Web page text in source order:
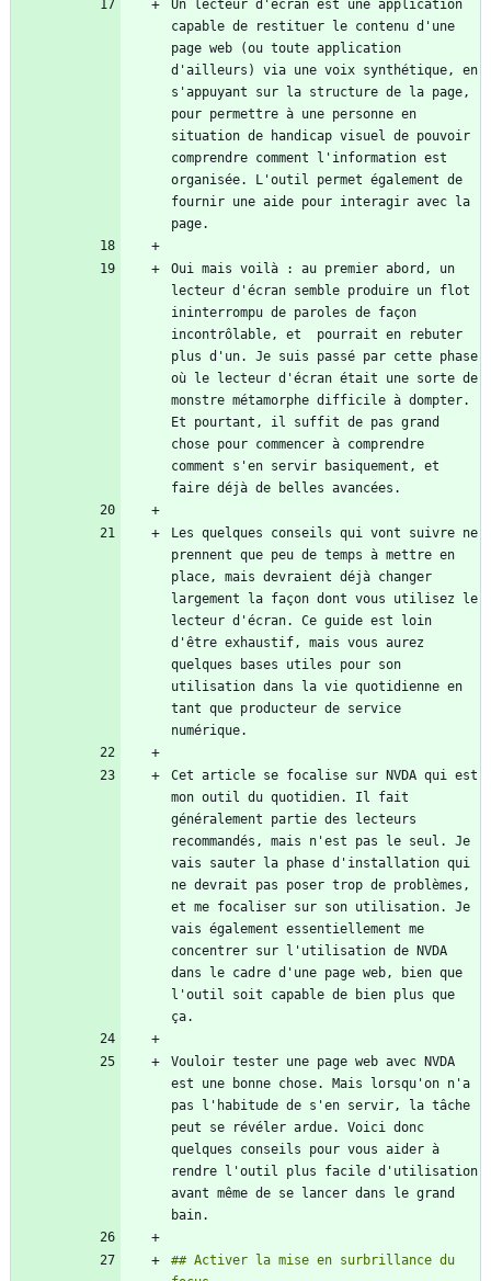
Un lecteur d'écran est une application
capable de restituer le contenu d'une
page web (ou toute application
d'ailleurs) via une voix synthétique, en
s'appuyant sur la structure de la page,
pour permettre à une personne en
situation de handicap visuel de pouvoir
comprendre comment l'information est
organisée. L'outil permet également de
fournir une aide pour interagir avec la
Oui mais voilà : au premier abord, un
lecteur d'écran semble produire un flot
ininterrompu de paroles de façon
incontrôlable, et  pourrait en rebuter
plus d'un. Je suis passé par cette phase
où le lecteur d'écran était une sorte de
monstre métamorphe difficile à dompter.
Et pourtant, il suffit de pas grand
chose pour commencer à comprendre
comment s'en servir basiquement, et
Les quelques conseils qui vont suivre ne
prennent que peu de temps à mettre en
place, mais devraient déjà changer
largement la façon dont vous utilisez le
lecteur d'écran. Ce guide est loin
d'être exhaustif, mais vous aurez
quelques bases utiles pour son
utilisation dans la vie quotidienne en
tant que producteur de service
Cet article se focalise sur NVDA qui est
mon outil du quotidien. Il fait
généralement partie des lecteurs
recommandés, mais n'est pas le seul. Je
vais sauter la phase d'installation qui
ne devrait pas poser trop de problèmes,
et me focaliser sur son utilisation. Je
vais également essentiellement me
concentrer sur l'utilisation de NVDA
dans le cadre d'une page web, bien que
l'outil soit capable de bien plus que
Vouloir tester une page web avec NVDA
est une bonne chose. Mais lorsqu'on n'a
pas l'habitude de s'en servir, la tâche
peut se révéler ardue. Voici donc
quelques conseils pour vous aider à
rendre l'outil plus facile d'utilisation
avant même de se lancer dans le grand
## Activer la mise en surbrillance du